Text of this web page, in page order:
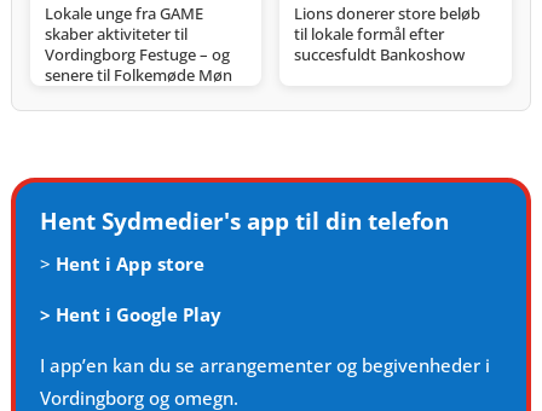
Lokale unge fra GAME
skaber aktiviteter til
Vordingborg Festuge – og
senere til Folkemøde Møn
Lions donerer store beløb
til lokale formål efter
succesfuldt Bankoshow
Hent Sydmedier's app til din telefon
> Hent i App store
> Hent i Google Play
I app’en kan du se arrangementer og begivenheder i
Vordingborg og omegn.